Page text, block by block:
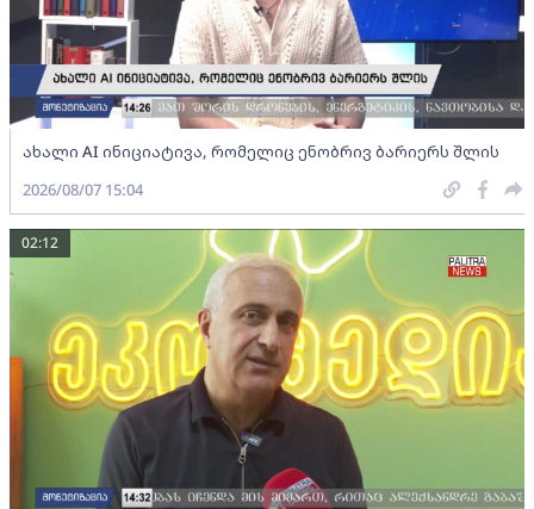
ახალი AI ინიციატივა, რომელიც ენობრივ ბარიერს შლის
2026/08/07 15:04
02:12